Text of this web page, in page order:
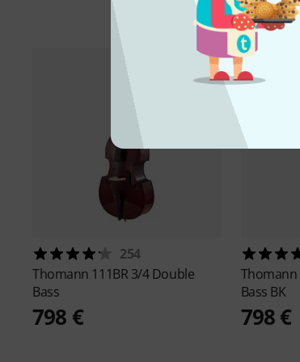
254
Thomann 111BR 3/4 Double
Bass
798 €
Thomann
Bass BK
798 €